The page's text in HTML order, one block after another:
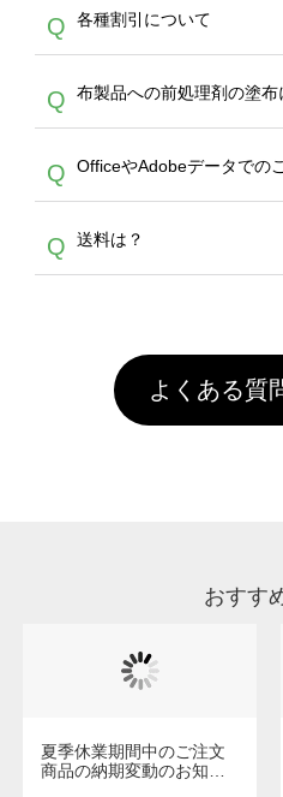
バッグコンシェル
ビスをご利用くだ
は、デザインツー
A
ん。発送後18時以
メールでお知らせ
者にご連絡いただ
Q 各種割引について
A
カート内で自動的
ます。 【付与ポイ
イントとして付与
ント＝1円として
トは発送完了の翌
からご利用頂けま
年間です。【会員
文回数により会員
頂いても、ログイ
クにカウントがさ
Q 布製品への前処理剤の塗布
A
意点（前処理剤）
ワイト、トートバ
といって、プリン
を塗布しており、
害な性質で、水洗
お手数ですが、お
していただけます
通常注文・直送機
Q OfficeやAdobeデータでの
A
ません。いずれの
像
Q 送料は？
引」などによるお
場合は送料がかか
い。
よくある質
おすす
夏季休業期間中のご注文
商品の納期変動のお知ら